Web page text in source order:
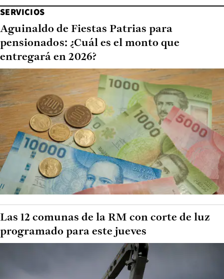
SERVICIOS
Aguinaldo de Fiestas Patrias para
pensionados: ¿Cuál es el monto que
entregará en 2026?
Las 12 comunas de la RM con corte de luz
programado para este jueves